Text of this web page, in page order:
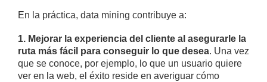
En la práctica, data mining contribuye a:
1. Mejorar la experiencia del cliente al asegurarle la
ruta más fácil para conseguir lo que desea. Una vez
que se conoce, por ejemplo, lo que un usuario quiere
ver en la web, el éxito reside en averiguar cómo